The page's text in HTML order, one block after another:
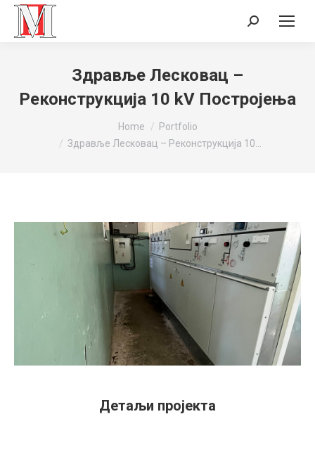
Search:
Здравље Лесковац –
Реконструкција 10 kV Постројења
Home
Portfolio
Здравље Лесковац – Реконструкција 10…
Детаљи пројекта